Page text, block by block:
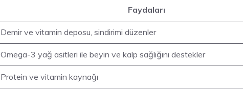
Faydaları
Demir ve vitamin deposu, sindirimi düzenler
Omega-3 yağ asitleri ile beyin ve kalp sağlığını destekler
Protein ve vitamin kaynağı